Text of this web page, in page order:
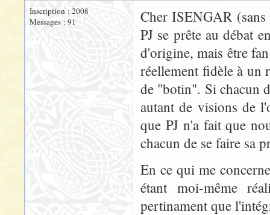
Inscription : 2008
Messages : 91
Cher ISENGAR
PJ se prête au débat
d'origine, mais être
réellement fidèle à un
de "botin". Si chacun
autant de visions de
que PJ n'a fait que
chacun de se faire sa
En ce qui me
étant moi-même
pertinament que